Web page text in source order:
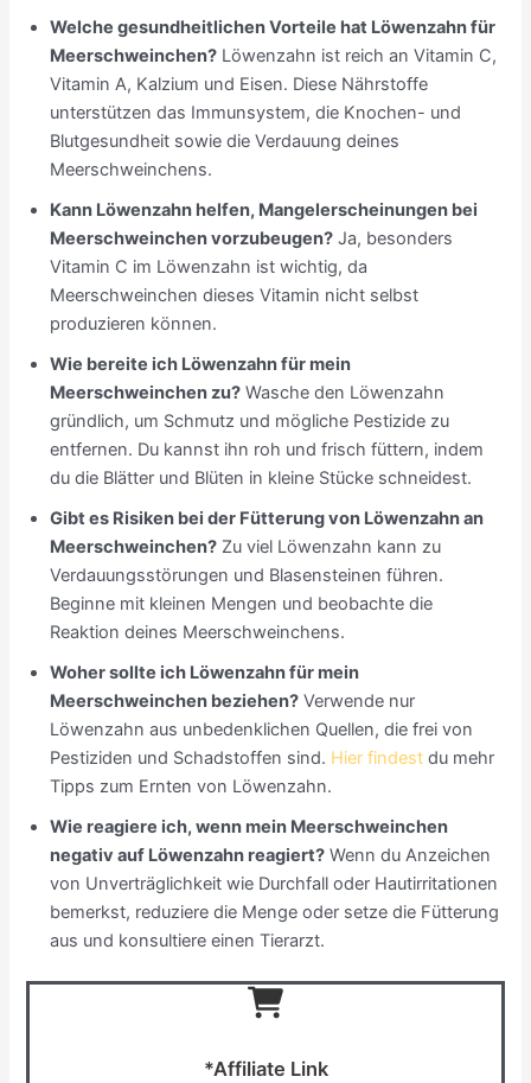
Welche gesundheitlichen Vorteile hat Löwenzahn für
Meerschweinchen? Löwenzahn ist reich an Vitamin C,
Vitamin A, Kalzium und Eisen. Diese Nährstoffe
unterstützen das Immunsystem, die Knochen- und
Blutgesundheit sowie die Verdauung deines
Meerschweinchens.
Kann Löwenzahn helfen, Mangelerscheinungen bei
Meerschweinchen vorzubeugen? Ja, besonders
Vitamin C im Löwenzahn ist wichtig, da
Meerschweinchen dieses Vitamin nicht selbst
produzieren können.
Wie bereite ich Löwenzahn für mein
Meerschweinchen zu? Wasche den Löwenzahn
gründlich, um Schmutz und mögliche Pestizide zu
entfernen. Du kannst ihn roh und frisch füttern, indem
du die Blätter und Blüten in kleine Stücke schneidest.
Gibt es Risiken bei der Fütterung von Löwenzahn an
Meerschweinchen? Zu viel Löwenzahn kann zu
Verdauungsstörungen und Blasensteinen führen.
Beginne mit kleinen Mengen und beobachte die
Reaktion deines Meerschweinchens.
Woher sollte ich Löwenzahn für mein
Meerschweinchen beziehen? Verwende nur
Löwenzahn aus unbedenklichen Quellen, die frei von
Pestiziden und Schadstoffen sind. Hier findest du mehr
Tipps zum Ernten von Löwenzahn.
Wie reagiere ich, wenn mein Meerschweinchen
negativ auf Löwenzahn reagiert? Wenn du Anzeichen
von Unverträglichkeit wie Durchfall oder Hautirritationen
bemerkst, reduziere die Menge oder setze die Fütterung
aus und konsultiere einen Tierarzt.
*Affiliate Link